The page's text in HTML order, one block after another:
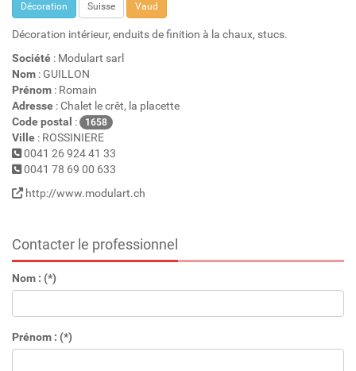
Décoration Suisse Vaud
Décoration intérieur, enduits de finition à la chaux, stucs.
Société : Modulart sarl
Nom : GUILLON
Prénom : Romain
Adresse : Chalet le crêt, la placette
Code postal : 1658
Ville : ROSSINIERE
0041 26 924 41 33
0041 78 69 00 633
http://www.modulart.ch
Contacter le professionnel
Nom : (*)
Prénom : (*)